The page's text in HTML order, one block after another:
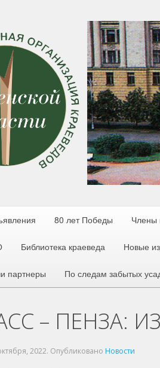
80 лет Победы Члены
Библиотека краеведа Новые
партнеры По следам забытых
– ПЕНЗА:
2022. Опубликовано Новости